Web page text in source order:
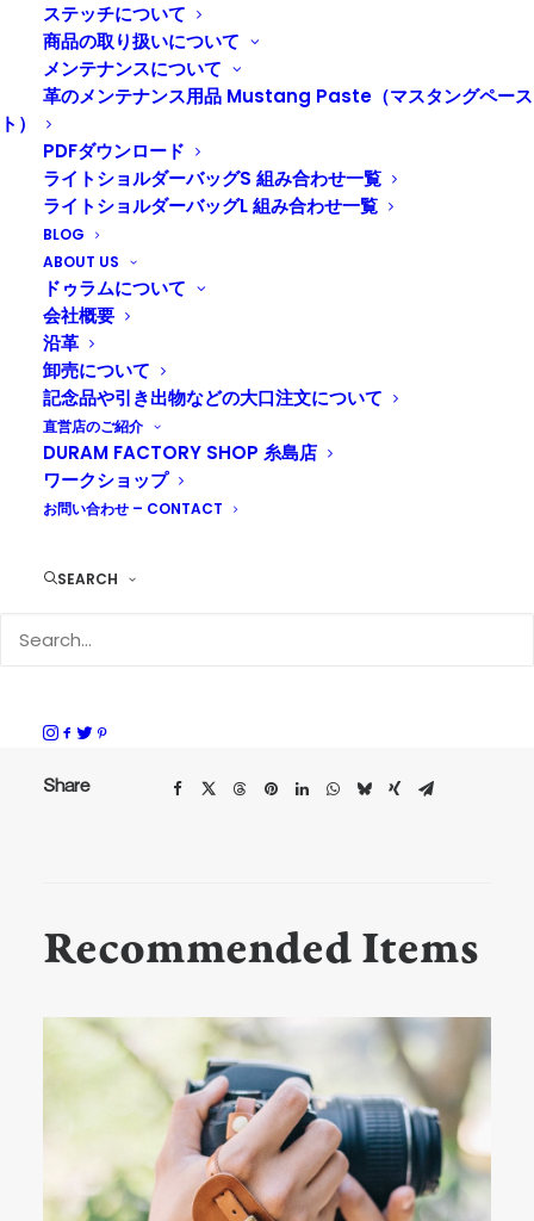
ステッチについて
商品の取り扱いについて
メンテナンスについて
革のメンテナンス用品 Mustang Paste（マスタングペース
ト）
PDFダウンロード
ライトショルダーバッグS 組み合わせ一覧
ライトショルダーバッグL 組み合わせ一覧
BLOG
ABOUT US
ドゥラムについて
会社概要
沿革
卸売について
記念品や引き出物などの大口注文について
直営店のご紹介
DURAM FACTORY SHOP 糸島店
ワークショップ
お問い合わせ – CONTACT
SEARCH
オンラインショップへ
Share
Recommended Items